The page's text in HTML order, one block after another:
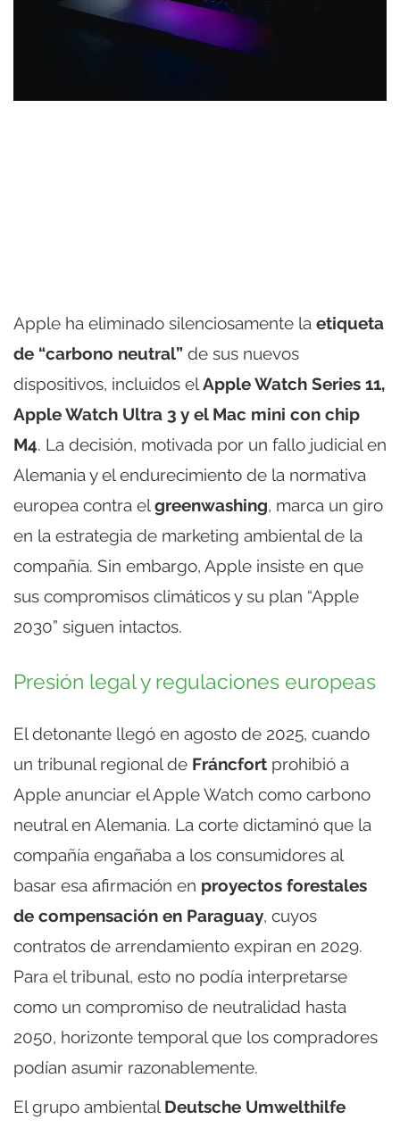
Apple ha eliminado silenciosamente la etiqueta
de “carbono neutral” de sus nuevos
dispositivos, incluidos elApple Watch Series 11,
Apple Watch Ultra 3 y el Mac mini con chip
M4. La decisión, motivada por un fallo judicial en
Alemania y el endurecimiento de la normativa
europea contra elgreenwashing, marca un giro
en la estrategia de marketing ambiental de la
compañía. Sin embargo, Apple insiste en que
sus compromisos climáticos y su plan “Apple
2030” siguen intactos.
Presión legal y regulaciones europeas
El detonante llegó en agosto de 2025, cuando
un tribunal regional de Fráncfort prohibió a
Apple anunciar el Apple Watch como carbono
neutral en Alemania. La corte dictaminó que la
compañía engañaba a los consumidores al
basar esa afirmación en proyectos forestales
de compensación en Paraguay, cuyos
contratos de arrendamiento expiran en 2029.
Para el tribunal, esto no podía interpretarse
como un compromiso de neutralidad hasta
2050, horizonte temporal que los compradores
podían asumir razonablemente.
El grupo ambiental Deutsche Umwelthilfe